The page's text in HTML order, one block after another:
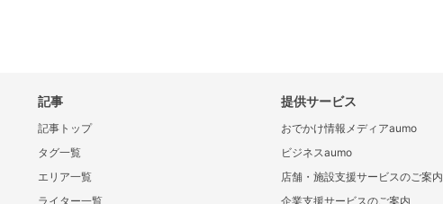
記事
記事トップ
タグ一覧
エリア一覧
ライター一覧
提供サービス
おでかけ情報メディアaumo
ビジネスaumo
店舗・施設支援サービスのご案内
企業支援サービスのご案内